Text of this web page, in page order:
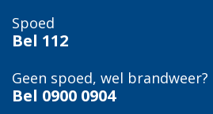
Spoed
Bel 112
Geen spoed, wel brandweer?
Bel 0900 0904